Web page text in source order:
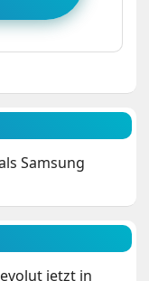
Samsung
jetzt in